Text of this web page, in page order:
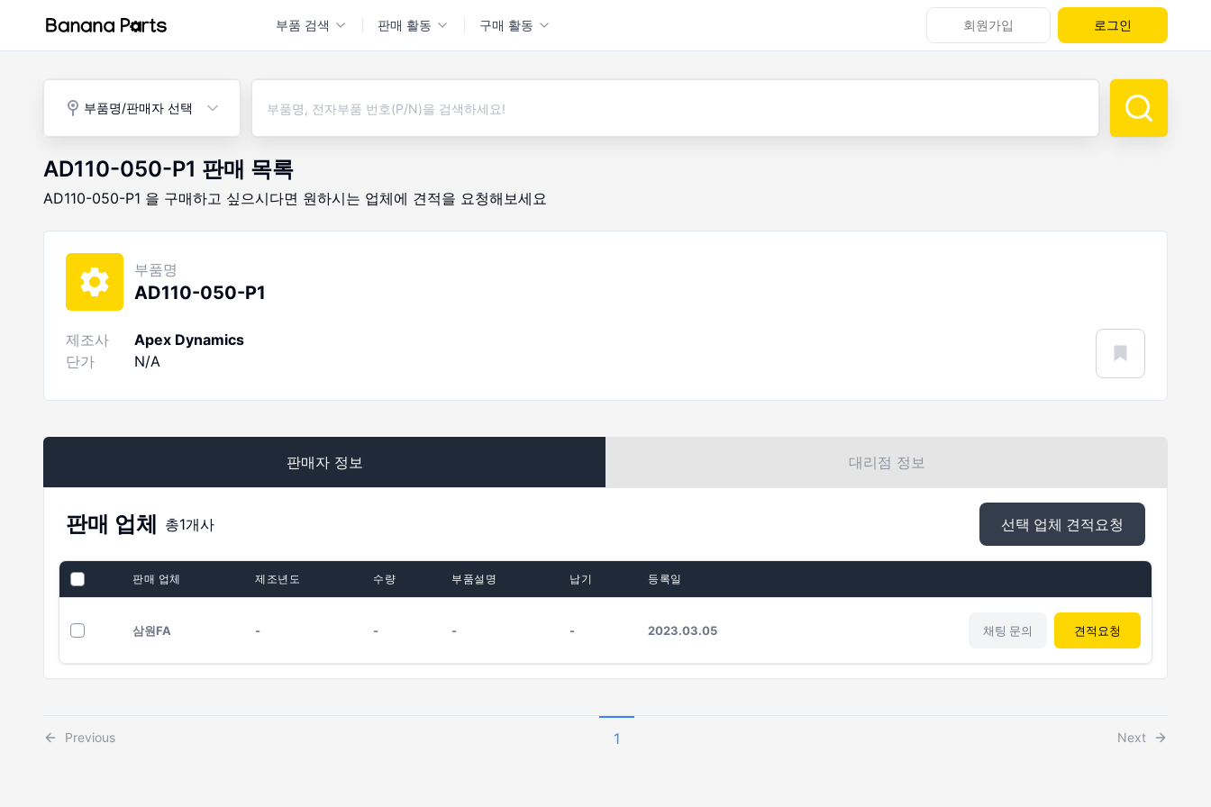
부품 검색 판매 활동 구매 활동 회원가입 로그인
부품명/판매자 선택
AD110-050-P1 판매 목록
AD110-050-P1 을 구매하고 싶으시다면 원하시는 업체에 견적을 요청해보세요
부품명
AD110-050-P1
제조사
Apex Dynamics
단가
N/A
판매자 정보 대리점 정보
판매 업체 총1개사 선택 업체 견적요청
판매 업체 제조년도 수량 부품설명 납기 등록일
삼원FA - - - - 2023.03.05 채팅 문의 견적요청
Previous 1 Next